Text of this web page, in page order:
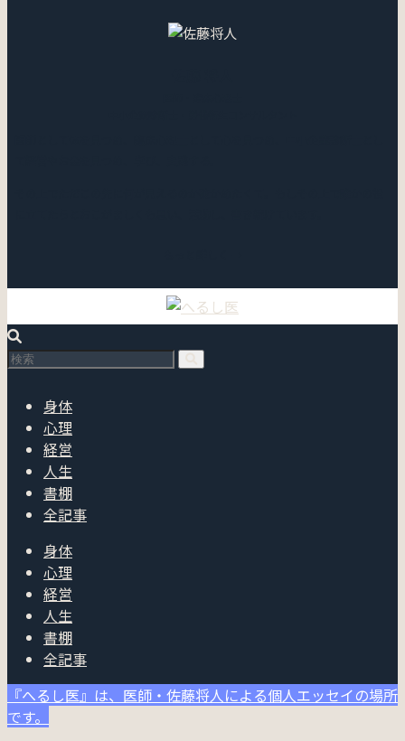
身体
心理
経営
人生
書棚
全記事
身体
心理
経営
人生
書棚
全記事
『へるし医』は、医師・佐藤将人による個人エッセイの場所
です。